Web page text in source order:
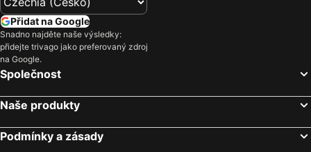
Přidat na Google
Snadno najděte naše výsledky:
přidejte trivago jako preferovaný zdroj
na Google.
Společnost
Naše produkty
Podmínky a zásady